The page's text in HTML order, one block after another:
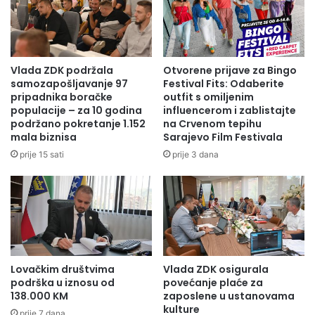
Vrši redovne rutinske preglede vozila i ukazuje
odgovornim licima na potrebu popravke istih;
Posebno vodi računa o bezbjednosti i sigurnosti pri
izvršenju radnog zadatka;
Obavlja i druge poslove koje mu naredi neposredni
rukovodilac ili drugo odgovorno službeno lice;
Uslovi:
Svi drugi položeni stručni ispiti i certifikati u
segmentu transporta ljudi i roba su prednost;
Prethodno radno iskustvo u transportu ljudi i roba su
prednost;
Samostalnost u poslu, marljivost i snalažljivost;
Budućem članu tima nudimo:
Vlada ZDK podržala
samozapošljavanje 97
pripadnika boračke
populacije – za 10 godina
podržano pokretanje 1.152
mala biznisa
prije 15 sati
Otvorene prijave za Bingo
Festival Fits: Odaberite
outfit s omiljenim
influencerom i zablistajte
na Crvenom tepihu
Sarajevo Film Festivala
prije 3 dana
Lovačkim društvima
podrška u iznosu od
138.000 KM
Vlada ZDK osigurala
povećanje plaće za
zaposlene u ustanovama
kulture